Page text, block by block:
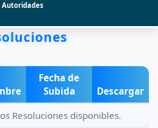
Autoridades
Fecha de
Subida
Descargar
Resoluciones disponibles.